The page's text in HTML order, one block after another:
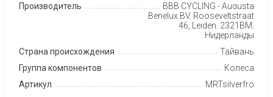
Производитель
BBB CYCLING - Augusta
Benelux BV, Rooseveltstraat
46, Leiden, 2321BM,
Нидерланды
Страна происхождения
Тайвань
Группа компонентов
Колеса
Артикул
MRTsilverfro